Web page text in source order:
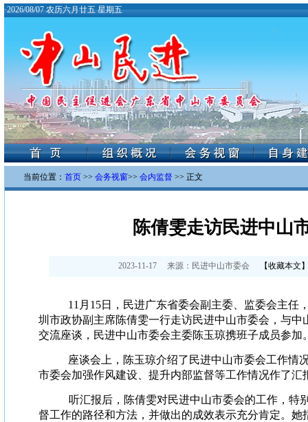
·2026/08/07 农历六月廿五 星期五
当前位置： 首页 >> 会务视窗>> 会内监督 >> 正文
陈倩雯走访民进中山
2023-11-17 来源： 民进中山市委会 【收藏本文
11月15日，民进广东省委会副主委、监委会主任
圳市政协副主席陈倩雯一行走访民进中山市委会，与中
交流座谈，民进中山市委会主委陈玉琼携班子成员参加
座谈会上，陈玉琼介绍了民进中山市委会工作情
市委会加强作风建设、提升内部监督等工作情况作了汇
听汇报后，陈倩雯对民进中山市委会的工作，特
督工作的路径和方法，并做出的成效表示充分肯定。她